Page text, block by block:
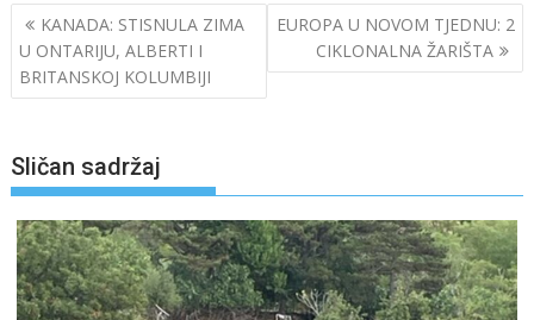
Navigacija
objava
KANADA: STISNULA ZIMA
U ONTARIJU, ALBERTI I
BRITANSKOJ KOLUMBIJI
EUROPA U NOVOM TJEDNU: 2
CIKLONALNA ŽARIŠTA
Sličan sadržaj